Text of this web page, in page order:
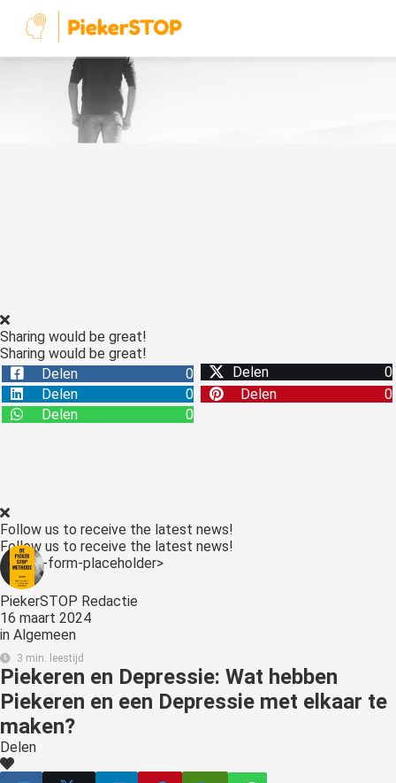
Sharing would be great!
Sharing would be great!
Delen
0 Delen
0
Delen
0 Delen
0
Delen
0
Follow us to receive the latest news!
Follow us to receive the latest news!
<:optin-form-placeholder>
PiekerSTOP Redactie
16 maart 2024
in Algemeen
3 min. leestijd
Piekeren en Depressie: Wat hebben
Piekeren en een Depressie met elkaar te
maken?
Delen